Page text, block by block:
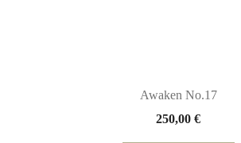
Awaken No.17
250,00 €